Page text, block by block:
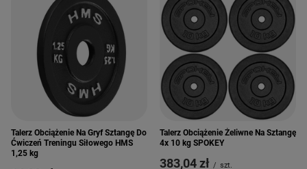
Talerz Obciążenie Na Gryf Sztangę Do
Ćwiczeń Treningu Siłowego HMS
1,25 kg
Talerz Obciążenie Żeliwne Na Sztangę
4x 10 kg SPOKEY
383,04 zł / szt.